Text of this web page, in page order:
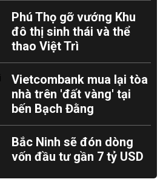
Phú Thọ gỡ vướng Khu
đô thị sinh thái và thể
thao Việt Trì
Vietcombank mua lại tòa
nhà trên 'đất vàng' tại
bến Bạch Đằng
Bắc Ninh sẽ đón dòng
vốn đầu tư gần 7 tỷ USD